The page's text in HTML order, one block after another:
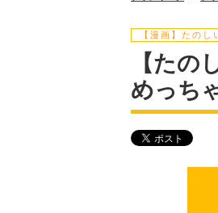
【漫画】たのし
【たの
めっち